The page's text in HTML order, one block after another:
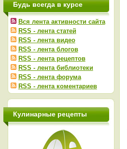
Будь всегда в курсе
Вся лента активности сайта
RSS - лента статей
RSS - лента видео
RSS - лента блогов
RSS - лента рецептов
RSS - лента библиотеки
RSS - лента форума
RSS - лента коментариев
Кулинарные рецепты